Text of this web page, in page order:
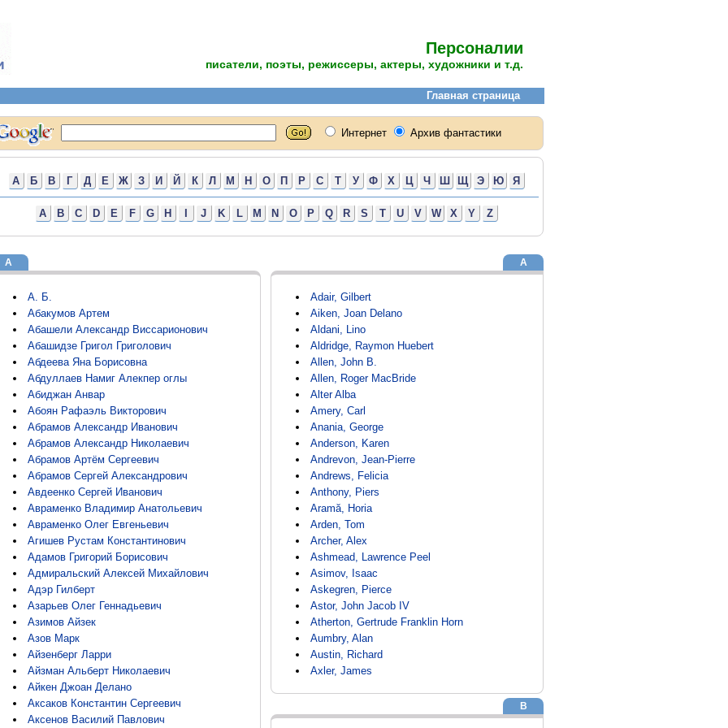
Персоналии
писатели, поэты, режиссеры, актеры, художники и т.д.
А Б В Г Д Е Ж З И Й К Л М Н О П Р С Т У Ф Х Ц Ч Ш Щ Э Ю Я
A B C D E F G H J K L M N O P Q R S T U V W X Y Z
А
А. Б.
Абакумов Артем
Абашели Александр Виссарионович
Абашидзе Григол Григолович
Абдеева Яна Борисовна
Абдуллаев Намиг Алекпер оглы
Абиджан Анвар
Абоян Рафаэль Викторович
Абрамов Александр Иванович
Абрамов Александр Николаевич
Абрамов Артём Сергеевич
Абрамов Сергей Александрович
Авдеенко Сергей Иванович
Авраменко Владимир Анатольевич
Авраменко Олег Евгеньевич
Агишев Рустам Константинович
Адамов Григорий Борисович
Адмиральский Алексей Михайлович
Адэр Гилберт
Азарьев Олег Геннадьевич
Азимов Айзек
Азов Марк
Айзенберг Ларри
Айзман Альберт Николаевич
Айкен Джоан Делано
Аксаков Константин Сергеевич
Аксенов Василий Павлович
А
Adair, Gilbert
Aiken, Joan Delano
Aldani, Lino
Aldridge, Raymon Huebert
Allen, John B.
Allen, Roger MacBride
Alter Alba
Amery, Carl
Anania, George
Anderson, Karen
Andrevon, Jean-Pierre
Andrews, Felicia
Anthony, Piers
Aramă, Horia
Arden, Tom
Archer, Alex
Ashmead, Lawrence Peel
Asimov, Isaac
Askegren, Pierce
Astor, John Jacob IV
Atherton, Gertrude Franklin Horn
Aumbry, Alan
Austin, Richard
Axler, James
B